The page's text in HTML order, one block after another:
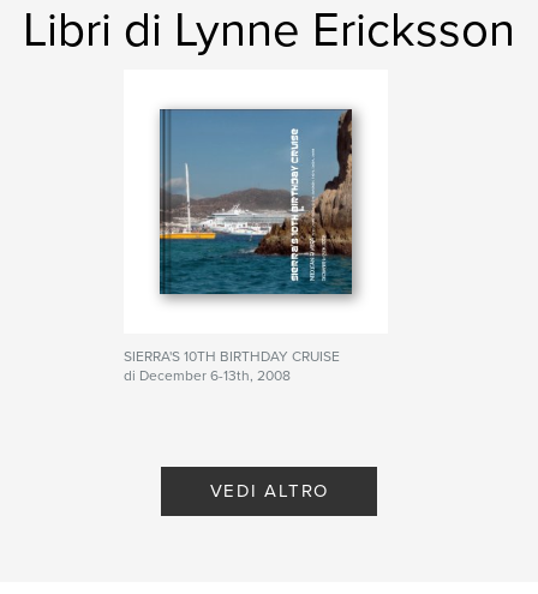
Libri di Lynne Ericksson
SIERRA'S 10TH BIRTHDAY CRUISE
di December 6-13th, 2008
VEDI ALTRO